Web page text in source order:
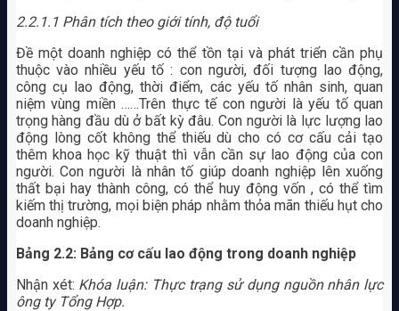
2.2.1.1 Phân tích theo giới tính, độ tuổi
Đề một doanh nghiệp có thể tồn tại và phát triển cần phụ
thuộc vào nhiều yếu tố : con người, đối tượng lao động,
công cụ lao động, thời điểm, các yếu tố nhân sinh, quan
niệm vùng miền ……Trên thực tế con người là yếu tố quan
trọng hàng đầu dù ở bất kỳ đâu. Con người là lực lượng lao
động lòng cốt không thể thiếu dù cho có cơ cấu cải tạo
thêm khoa học kỹ thuật thì vẫn cần sự lao động của con
người. Con người là nhân tố giúp doanh nghiệp lên xuống
thất bại hay thành công, có thể huy động vốn , có thể tìm
kiếm thị trường, mọi biện pháp nhằm thỏa mãn thiếu hụt cho
doanh nghiệp.
Bảng 2.2: Bảng cơ cấu lao động trong doanh nghiệp
Nhận xét: Khóa luận: Thực trạng sử dụng nguồn nhân lực
ông ty Tổng Hợp.